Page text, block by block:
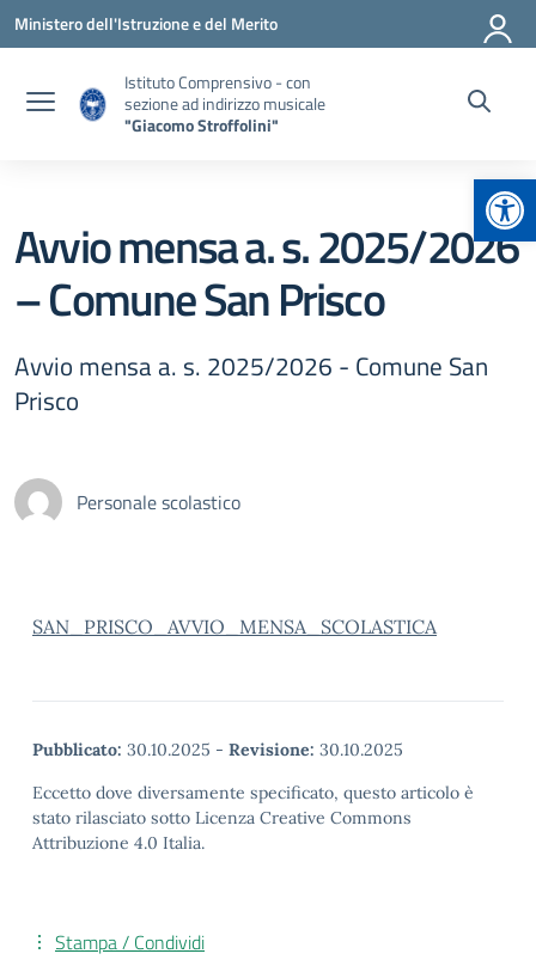
Vai ai contenuti
Vai al menu di navigazione
Vai al footer
Ministero dell'Istruzione e del Merito
Istituto Comprensivo - con
sezione ad indirizzo musicale
"Giacomo Stroffolini"
Avvio mensa a. s. 2025/2026
– Comune San Prisco
Avvio mensa a. s. 2025/2026 - Comune San
Prisco
Personale scolastico
SAN_PRISCO_AVVIO_MENSA_SCOLASTICA
Pubblicato: 30.10.2025 - Revisione: 30.10.2025
Eccetto dove diversamente specificato, questo articolo è
stato rilasciato sotto Licenza Creative Commons
Attribuzione 4.0 Italia.
Stampa / Condividi